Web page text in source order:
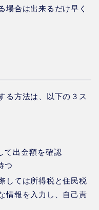
場合は出来るだけ早く
る方法は、以下の３ス
て出金額を確認
つ
しては所得税と住民税
情報を入力し、自己責